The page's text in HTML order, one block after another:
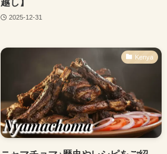
越し】
2025-12-31
Kenya